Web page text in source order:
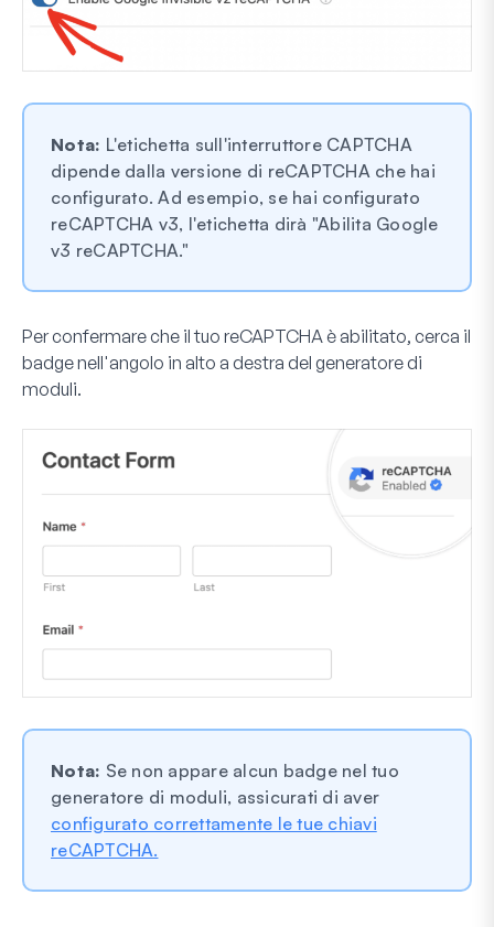
Nota: L'etichetta sull'interruttore CAPTCHA
dipende dalla versione di reCAPTCHA che hai
configurato. Ad esempio, se hai configurato
reCAPTCHA v3, l'etichetta dirà "Abilita Google
v3 reCAPTCHA."
Per confermare che il tuo reCAPTCHA è abilitato, cerca il
badge nell'angolo in alto a destra del generatore di
moduli.
Nota: Se non appare alcun badge nel tuo
generatore di moduli, assicurati di aver
configurato correttamente le tue chiavi
reCAPTCHA.